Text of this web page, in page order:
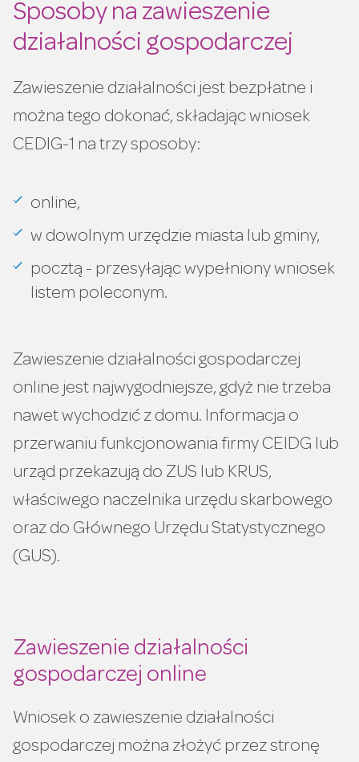
Sposoby na zawieszenie
działalności gospodarczej
Zawieszenie działalności jest bezpłatne i
można tego dokonać, składając wniosek
CEDIG-1 na trzy sposoby:
online,
w dowolnym urzędzie miasta lub gminy,
pocztą - przesyłając wypełniony wniosek
listem poleconym.
Zawieszenie działalności gospodarczej
online jest najwygodniejsze, gdyż nie trzeba
nawet wychodzić z domu. Informacja o
przerwaniu funkcjonowania firmy CEIDG lub
urząd przekazują do ZUS lub KRUS,
właściwego naczelnika urzędu skarbowego
oraz do Głównego Urzędu Statystycznego
(GUS).
Zawieszenie działalności
gospodarczej online
Wniosek o zawieszenie działalności
gospodarczej można złożyć przez stronę